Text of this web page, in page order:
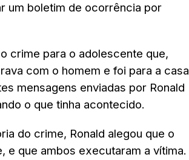
um boletim de ocorrência por
crime para o adolescente que,
com o homem e foi para a casa
mensagens enviadas por Ronald
o que tinha acontecido.
do crime, Ronald alegou que o
e que ambos executaram a vítima.